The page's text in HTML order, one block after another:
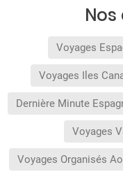
Voyages
Voyages Iles
Dernière Minute
Voyages
Voyages Organisés